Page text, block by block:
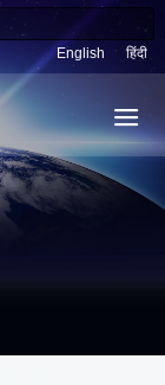
English हिंदी